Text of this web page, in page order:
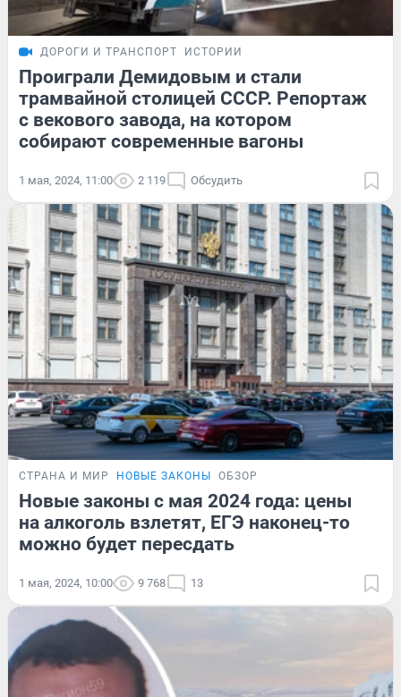
ДОРОГИ И ТРАНСПОРТ ИСТОРИИ
Проиграли Демидовым и стали
трамвайной столицей СССР. Репортаж
с векового завода, на котором
собирают современные вагоны
1 мая, 2024, 11:00 2 119 Обсудить
СТРАНА И МИР НОВЫЕ ЗАКОНЫ ОБЗОР
Новые законы с мая 2024 года: цены
на алкоголь взлетят, ЕГЭ наконец-то
можно будет пересдать
1 мая, 2024, 10:00 9 768 13